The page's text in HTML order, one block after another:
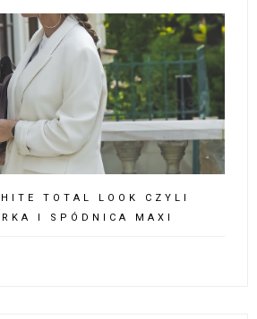
TOTAL LOOK CZYLI
I SPÓDNICA MAXI